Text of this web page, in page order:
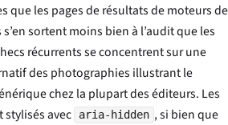
que les pages de résultats de moteurs de
sortent moins bien à l’audit que les
récurrents se concentrent sur une
des photographies illustrant le
chez la plupart des éditeurs. Les
avec
aria-hidden , si bien que